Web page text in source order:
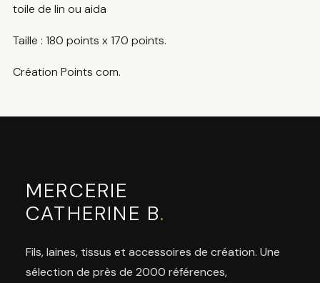
toile de lin ou aida
Taille : 180 points x 170 points.
Création Points com.
MERCERIE
CATHERINE B.
Fils, laines, tissus et accessoires de création. Une
sélection de près de 2000 références,